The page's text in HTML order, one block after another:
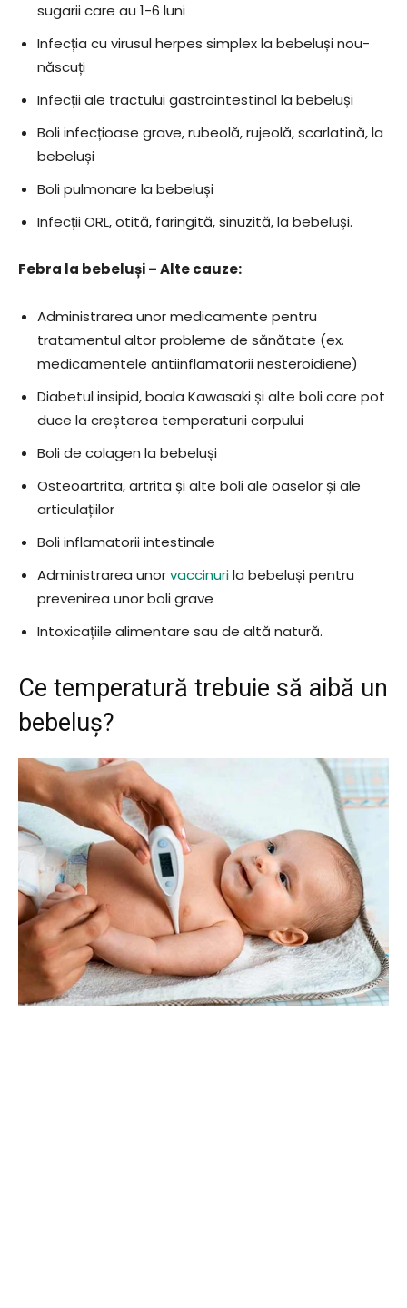
sugarii care au 1-6 luni
Infecția cu virusul herpes simplex la bebeluși nou-
născuți
Infecții ale tractului gastrointestinal la bebeluși
Boli infecțioase grave, rubeolă, rujeolă, scarlatină, la
bebeluși
Boli pulmonare la bebeluși
Infecții ORL, otită, faringită, sinuzită, la bebeluși.
Febra la bebeluși – Alte cauze:
Administrarea unor medicamente pentru
tratamentul altor probleme de sănătate (ex.
medicamentele antiinflamatorii nesteroidiene)
Diabetul insipid, boala Kawasaki și alte boli care pot
duce la creșterea temperaturii corpului
Boli de colagen la bebeluși
Osteoartrita, artrita și alte boli ale oaselor și ale
articulațiilor
Boli inflamatorii intestinale
Administrarea unorvaccinurila bebeluși pentru
prevenirea unor boli grave
Intoxicațiile alimentare sau de altă natură.
Ce temperatură trebuie să aibă un
bebeluș?